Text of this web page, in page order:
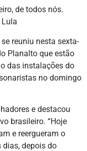
de todos nós.
reuniu nesta sexta-
Planalto que estão
das instalações do
no domingo
e destacou
brasileiro. “Hoje
e reergueram o
depois do